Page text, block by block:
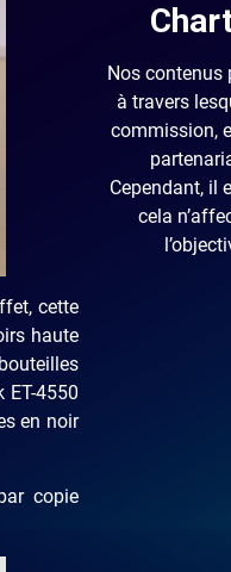
cette
haute
ET-4550
en noir
copie
Nos contenus
à travers
commission,
Cependant, il
cela